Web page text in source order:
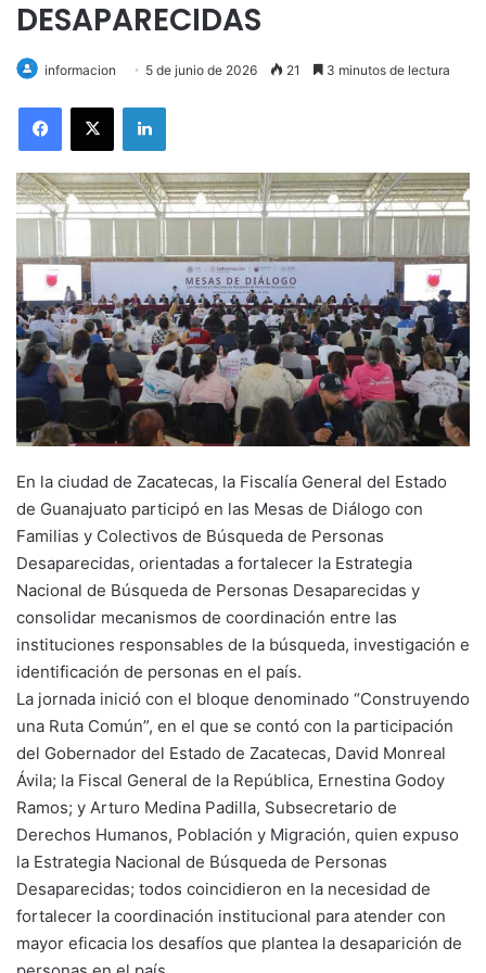
DESAPARECIDAS
informacion 5 de junio de 2026 21 3 minutos de lectura
LinkedIn
En la ciudad de Zacatecas, la Fiscalía General del Estado
de Guanajuato participó en las Mesas de Diálogo con
Familias y Colectivos de Búsqueda de Personas
Desaparecidas, orientadas a fortalecer la Estrategia
Nacional de Búsqueda de Personas Desaparecidas y
consolidar mecanismos de coordinación entre las
instituciones responsables de la búsqueda, investigación e
identificación de personas en el país.
La jornada inició con el bloque denominado “Construyendo
una Ruta Común”, en el que se contó con la participación
del Gobernador del Estado de Zacatecas, David Monreal
Ávila; la Fiscal General de la República, Ernestina Godoy
Ramos; y Arturo Medina Padilla, Subsecretario de
Derechos Humanos, Población y Migración, quien expuso
la Estrategia Nacional de Búsqueda de Personas
Desaparecidas; todos coincidieron en la necesidad de
fortalecer la coordinación institucional para atender con
mayor eficacia los desafíos que plantea la desaparición de